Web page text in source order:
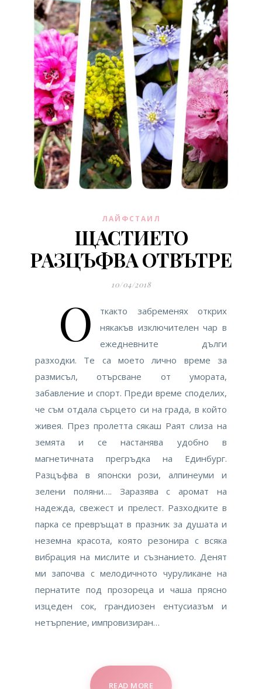
ЛАЙФСТАИЛ
ЩАСТИЕТО
РАЗЦЪФВА ОТВЪТРЕ
10/04/2018
О
ткакто забременях открих
някакъв изключителен чар в
ежедневните дълги
разходки. Те са моето лично време за
размисъл, отърсване от умората,
забавление и спорт. Преди време споделих,
че съм отдала сърцето си на града, в който
живея. През пролетта сякаш Раят слиза на
земята и се настанява удобно в
магнетичната прегръдка на Единбург.
Разцъфва в японски рози, алпинеуми и
зелени поляни…. Заразява с аромат на
надежда, свежест и прелест. Разходките в
парка се превръщат в празник за душата и
неземна красота, която резонира с всяка
вибрация на мислите и съзнанието. Денят
ми започва с мелодичното чуруликане на
пернатите под прозореца и чаша прясно
изцеден сок, грандиозен ентусиазъм и
нетърпение, импровизиран…
READ MORE